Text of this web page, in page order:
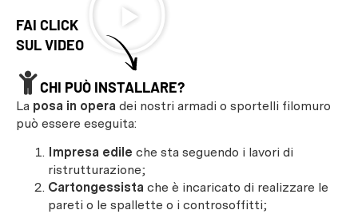
FAI CLICK
SUL VIDEO
CHI PUÒ INSTALLARE?
La posa in opera dei nostri armadi o sportelli filomuro
può essere eseguita:
Impresa edile che sta seguendo i lavori di
ristrutturazione;
Cartongessista che è incaricato di realizzare le
pareti o le spallette o i controsoffitti;